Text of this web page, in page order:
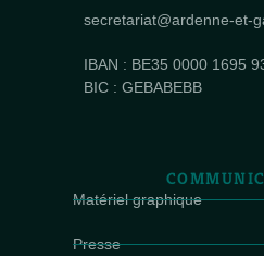
secretariat@ardenne-et-
IBAN : BE35 0000 1695
BIC : GEBABEBB
Matériel graphique
Presse